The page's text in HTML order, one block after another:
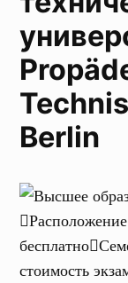
Berlin
Расположение
бесплатно
стоимость